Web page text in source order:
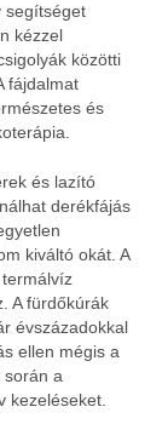
segítséget
kézzel
közötti
fájdalmat
és
és lazító
derékfájás
kiváltó okát. A
A fürdőkúrák
évszázadokkal
ellen mégis a
a
kezeléseket.